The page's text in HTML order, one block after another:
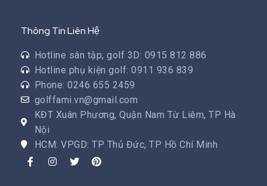
Thông Tin Liên Hệ
Hotline sân tập, golf 3D: 0915 812 886
Hotline phụ kiện golf: 0911 936 839
Phone: 0246 655 2459
golffami.vn@gmail.com
KĐT Xuân Phương, Quận Nam Từ Liêm, TP Hà
Nội
HCM: VPGD: TP Thủ Đức, TP Hồ Chí Minh